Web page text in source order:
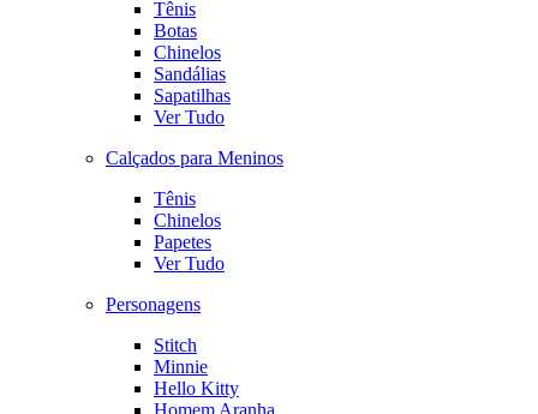
Tênis
Botas
Chinelos
Sandálias
Sapatilhas
Ver Tudo
Calçados para Meninos
Tênis
Chinelos
Papetes
Ver Tudo
Personagens
Stitch
Minnie
Hello Kitty